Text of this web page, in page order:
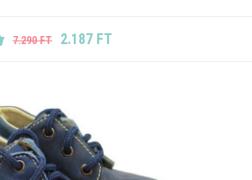
7.290 FT 2.187 FT